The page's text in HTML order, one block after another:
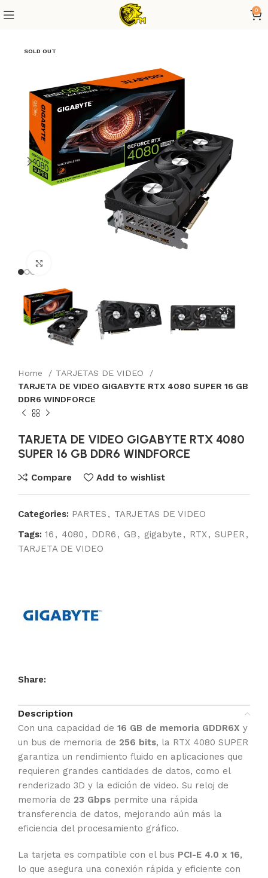
0
SOLD OUT
Home
TARJETAS DE VIDEO
TARJETA DE VIDEO GIGABYTE RTX 4080 SUPER 16 GB
DDR6 WINDFORCE
TARJETA DE VIDEO GIGABYTE RTX 4080
SUPER 16 GB DDR6 WINDFORCE
Compare Add to wishlist
Categories: PARTES , TARJETAS DE VIDEO
Tags: 16 , 4080 , DDR6 , GB , gigabyte , RTX, SUPER,
TARJETA DE VIDEO
Share:
Description
Con una capacidad de 16 GB de memoria GDDR6X y
un bus de memoria de 256 bits, la RTX 4080 SUPER
garantiza un rendimiento fluido en aplicaciones que
requieren grandes cantidades de datos, como el
renderizado 3D y la edición de video. Su reloj de
memoria de 23 Gbps permite una rápida
transferencia de datos, mejorando aún más la
eficiencia del procesamiento gráfico.
La tarjeta es compatible con el bus PCI-E 4.0 x 16,
lo que asegura una conexión rápida y eficiente con